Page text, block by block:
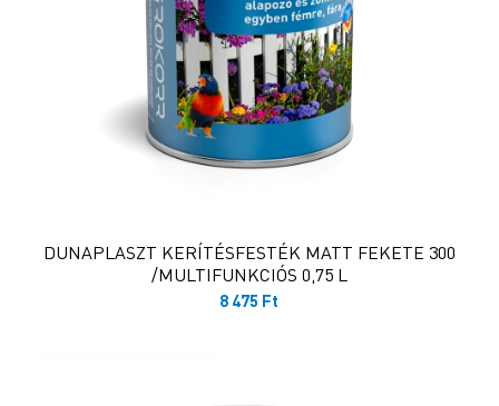
DUNAPLASZT KERÍTÉSFESTÉK MATT FEKETE 300
/MULTIFUNKCIÓS 0,75 L
8 475 Ft